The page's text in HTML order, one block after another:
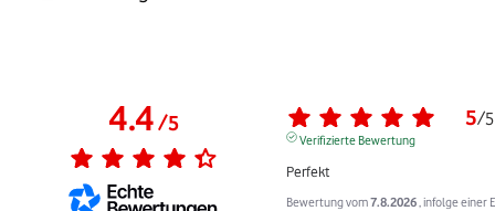
4.4/5 5/5
Verifizierte Bewertung
Perfekt
Bewertung vom7.8.2026 , infolge einer